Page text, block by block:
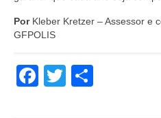
PorKleber Kretzer – Assessor e
GFPOLIS
Facebook
Twitter